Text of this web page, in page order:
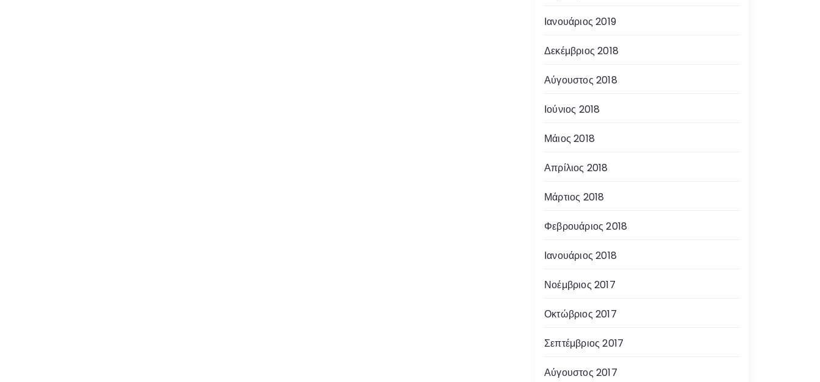
Ιανουάριος 2019
Δεκέμβριος 2018
Αύγουστος 2018
Ιούνιος 2018
Μάιος 2018
Απρίλιος 2018
Μάρτιος 2018
Φεβρουάριος 2018
Ιανουάριος 2018
Νοέμβριος 2017
Οκτώβριος 2017
Σεπτέμβριος 2017
Αύγουστος 2017